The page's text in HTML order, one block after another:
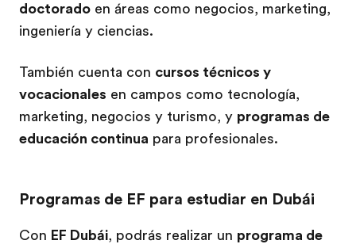
doctorado en áreas como negocios, marketing,
ingeniería y ciencias.
También cuenta con cursos técnicos y
vocacionales en campos como tecnología,
marketing, negocios y turismo, y programas de
educación continua para profesionales.
Programas de EF para estudiar en Dubái
Con EF Dubái, podrás realizar un programa de